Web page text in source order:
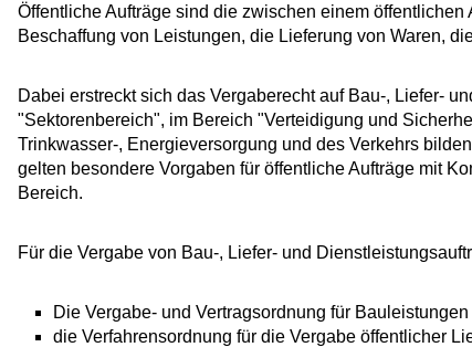
Öffentliche Aufträge sind die zwischen einem
Beschaffung von Leistungen, die Lieferung von Waren,
Dabei erstreckt sich das Vergaberecht auf Bau-, Liefer-
"Sektorenbereich", im Bereich "Verteidigung und
Trinkwasser-, Energieversorgung und des Verkehrs
gelten besondere Vorgaben für öffentliche Aufträge mit
Bereich.
Für die Vergabe von Bau-, Liefer- und
Die Vergabe- und Vertragsordnung für
die Verfahrensordnung für die Vergabe öffentlicher